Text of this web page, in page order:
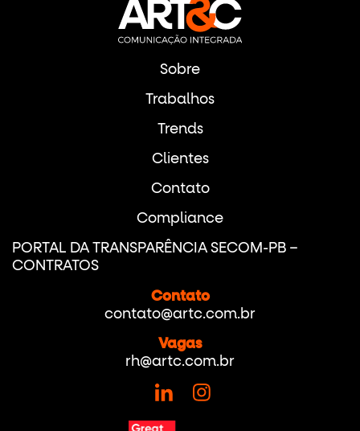
Sobre
Trabalhos
Trends
Clientes
Contato
Compliance
PORTAL DA TRANSPARÊNCIA SECOM-PB –
CONTRATOS
Contato
contato@artc.com.br
Vagas
rh@artc.com.br